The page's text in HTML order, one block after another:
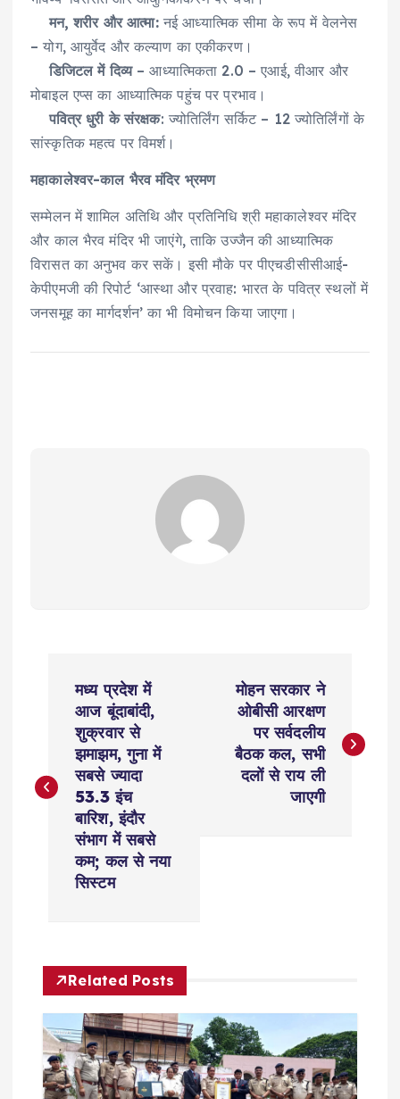
मन, शरीर और आत्मा:नई आध्यात्मिक सीमा के रूप में वेलनेस
– योग, आयुर्वेद और कल्याण का एकीकरण।
डिजिटल में दिव्य – आध्यात्मिकता 2.0 – एआई, वीआर और
मोबाइल एप्स का आध्यात्मिक पहुंच पर प्रभाव।
पवित्र धुरी के संरक्षक: ज्योतिर्लिंग सर्किट – 12 ज्योतिर्लिंगों के
सांस्कृतिक महत्व पर विमर्श।
महाकालेश्वर-काल भैरव मंदिर भ्रमण
सम्मेलन में शामिल अतिथि और प्रतिनिधि श्री महाकालेश्वर मंदिर
और काल भैरव मंदिर भी जाएंगे, ताकि उज्जैन की आध्यात्मिक
विरासत का अनुभव कर सकें। इसी मौके पर पीएचडीसीसीआई-
केपीएमजी की रिपोर्ट ‘आस्था और प्रवाह: भारत के पवित्र स्थलों में
जनसमूह का मार्गदर्शन’ का भी विमोचन किया जाएगा।
t
g
a
मध्य प्रदेश में
आज बूंदाबांदी,
शुक्रवार से
झमाझम, गुना में
सबसे ज्यादा
53.3 इंच
बारिश, इंदौर
संभाग में सबसे
कम; कल से नया
सिस्टम
मोहन सरकार ने
ओबीसी आरक्षण
पर सर्वदलीय
बैठक कल, सभी
दलों से राय ली
जाएगी
Related Posts